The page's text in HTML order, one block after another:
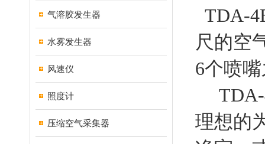
气溶胶发生器
水雾发生器
风速仪
照度计
压缩空气采集器
TDA-
尺的空
6个喷
TDA-
理想的